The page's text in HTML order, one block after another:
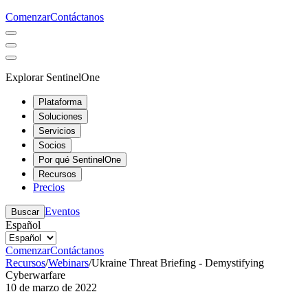
ComenzarContáctanos
Explorar SentinelOne
Plataforma
Soluciones
Servicios
Socios
Por qué SentinelOne
Recursos
Precios
Buscar Eventos
Español
ComenzarContáctanos
Recursos/Webinars/Ukraine Threat Briefing - Demystifying
Cyberwarfare
10 de marzo de 2022